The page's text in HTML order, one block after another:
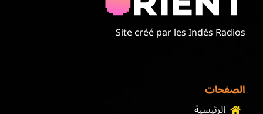
Site créé par les Indés Radios
الصفحات